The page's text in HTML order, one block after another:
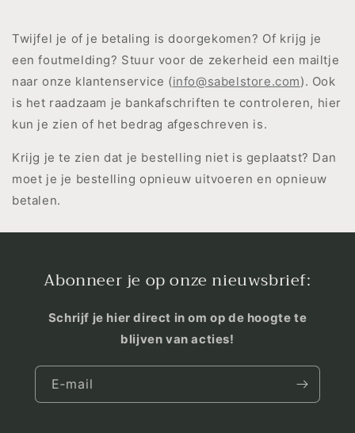
Twijfel je of je betaling is doorgekomen? Of krijg je
een foutmelding? Stuur voor de zekerheid een mailtje
naar onze klantenservice (info@sabelstore.com). Ook
is het raadzaam je bankafschriften te controleren, hier
kun je zien of het bedrag afgeschreven is.
Krijg je te zien dat je bestelling niet is geplaatst? Dan
moet je je bestelling opnieuw uitvoeren en opnieuw
betalen.
Abonneer je op onze nieuwsbrief:
Schrijf je hier direct in om op de hoogte te
blijven van acties!
E‑mail